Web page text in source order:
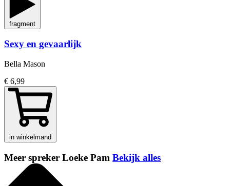
fragment
Sexy en gevaarlijk
Bella Mason
€ 6,99
in winkelmand
Meer spreker Loeke Pam Bekijk alles